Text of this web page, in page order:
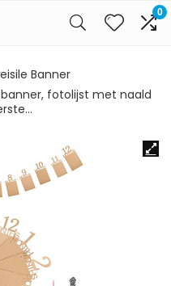
0
Banner
fotolijst met naald